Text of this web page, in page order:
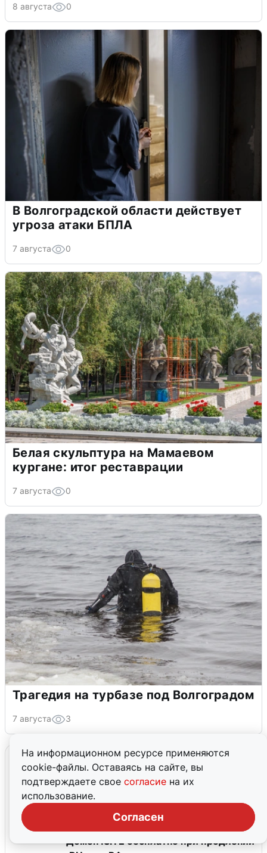
На информационном ресурсе применяются
cookie-файлы. Оставаясь на сайте, вы
подтверждаете свое согласие на их
использование.
Согласен
8 августа 0
В Волгоградской области действует
угроза атаки БПЛА
7 августа 0
Белая скульптура на Мамаевом
кургане: итог реставрации
7 августа 0
Трагедия на турбазе под Волгоградом
7 августа 3
Промокоды
Оформить первый заказ в
приложении со скидкой
Домен .SITE бесплатно при продлении